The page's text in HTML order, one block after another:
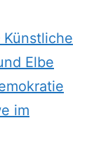
Künstliche
Elbe
im